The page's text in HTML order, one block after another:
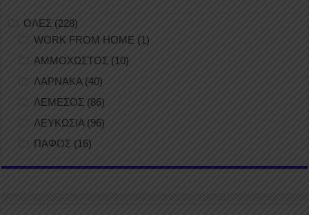
ΟΛΕΣ (228)
WORK FROM HOME (1)
ΑΜΜΟΧΩΣΤΟΣ (10)
ΛΑΡΝΑΚΑ (40)
ΛΕΜΕΣΟΣ (86)
ΛΕΥΚΩΣΙΑ(96)
ΠΑΦΟΣ (16)